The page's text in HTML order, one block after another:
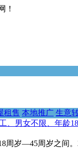
！
租售 本地推广 生意
、男女不限、年龄
周岁—45周岁之间。